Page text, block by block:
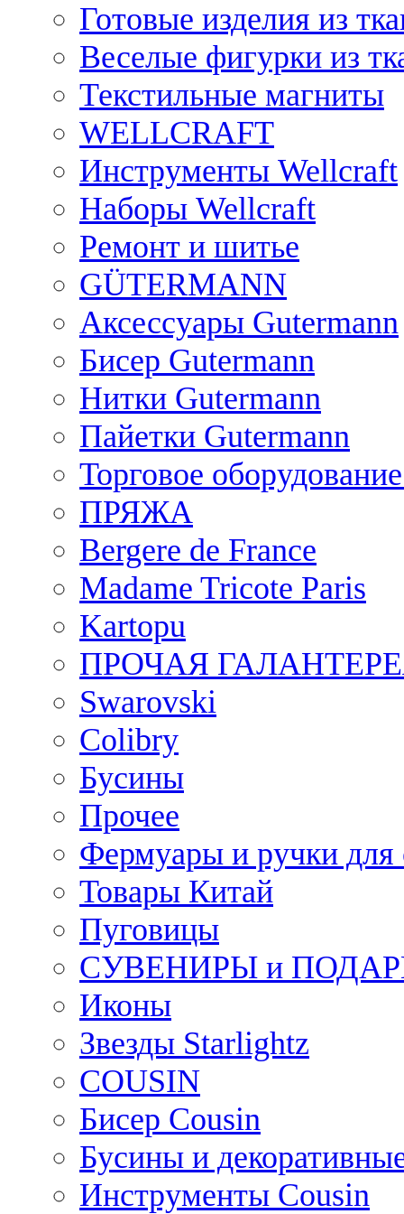
Готовые изделия из
Веселые фигурки из
Текстильные магниты
WELLCRAFT
Инструменты Wellcraft
Наборы Wellcraft
Ремонт и шитье
GÜTERMANN
Аксессуары Gutermann
Бисер Gutermann
Нитки Gutermann
Пайетки Gutermann
Торговое
ПРЯЖА
Bergere de France
Madame Tricote Paris
Kartopu
ПРОЧАЯ
Swarovski
Colibry
Бусины
Прочее
Фермуары и ручки для
Товары Китай
Пуговицы
СУВЕНИРЫ и
Иконы
Звезды Starlightz
COUSIN
Бисер Cousin
Бусины и
Инструменты Cousin